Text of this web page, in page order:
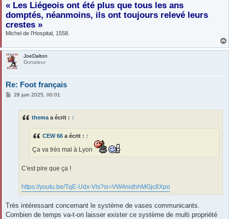
« Les Liégeois ont été plus que tous les ans
domptés, néanmoins, ils ont toujours relevé leurs
crestes »
Michel de l’Hospital, 1558.
JoeDalton
Donateur
Re: Foot français
M28 juin 2025, 00:01
thema a écrit : ↑
CEW 66 a écrit : ↑
Ça va très mal à Lyon
C'est pire que ça !
https://youtu.be/TqE-Udx-Vls?si=VW4nidhhMGjc8Xpo
Très intéressant concernant le système de vases communicants.
Combien de temps va-t-on laisser exister ce système de multi propriété